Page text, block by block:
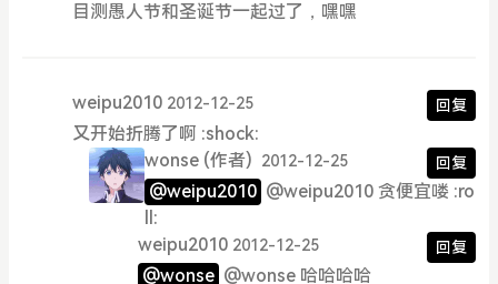
目测愚人节和圣诞节一起过了，嘿嘿
weipu2010 2012-12-25 回复
又开始折腾了啊 :shock:
wonse (作者) 2012-12-25 回复
@weipu2010 @weipu2010 贪便宜喽 :ro
ll:
weipu2010 2012-12-25 回复
@wonse @wonse 哈哈哈哈